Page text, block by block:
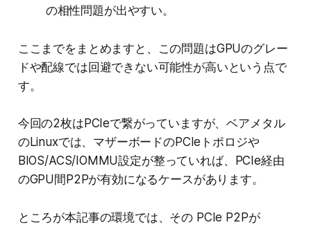
の相性問題が出やすい。
ここまでをまとめますと、この問題はGPUのグレー
ドや配線では回避できない可能性が高いという点で
す。
今回の2枚はPCIeで繋がっていますが、ベアメタル
のLinuxでは、マザーボードのPCIeトポロジや
BIOS/ACS/IOMMU設定が整っていれば、PCIe経由
のGPU間P2Pが有効になるケースがあります。
ところが本記事の環境では、その PCIe P2Pが